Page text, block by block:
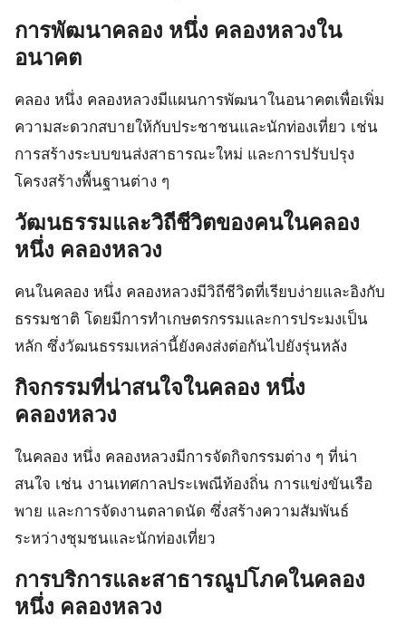
การพัฒนาคลอง หนึ่ง คลองหลวงใน
อนาคต
คลอง หนึ่ง คลองหลวงมีแผนการพัฒนาในอนาคตเพื่อเพิ่ม
ความสะดวกสบายให้กับประชาชนและนักท่องเที่ยว เช่น
การสร้างระบบขนส่งสาธารณะใหม่ และการปรับปรุง
โครงสร้างพื้นฐานต่าง ๆ
วัฒนธรรมและวิถีชีวิตของคนในคลอง
หนึ่ง คลองหลวง
คนในคลอง หนึ่ง คลองหลวงมีวิถีชีวิตที่เรียบง่ายและอิงกับ
ธรรมชาติ โดยมีการทำเกษตรกรรมและการประมงเป็น
หลัก ซึ่งวัฒนธรรมเหล่านี้ยังคงส่งต่อกันไปยังรุ่นหลัง
กิจกรรมที่น่าสนใจในคลอง หนึ่ง
คลองหลวง
ในคลอง หนึ่ง คลองหลวงมีการจัดกิจกรรมต่าง ๆ ที่น่า
สนใจ เช่น งานเทศกาลประเพณีท้องถิ่น การแข่งขันเรือ
พาย และการจัดงานตลาดนัด ซึ่งสร้างความสัมพันธ์
ระหว่างชุมชนและนักท่องเที่ยว
การบริการและสาธารณูปโภคในคลอง
หนึ่ง คลองหลวง